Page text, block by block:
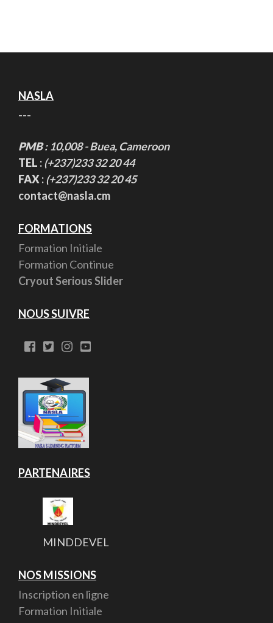
NASLA
---
PMB: 10,008 - Buea, Cameroon
TEL : (+237)233 32 20 44
FAX: (+237)233 32 20 45
contact@nasla.cm
FORMATIONS
Formation Initiale
Formation Continue
Cryout Serious Slider
NOUS SUIVRE
PARTENAIRES
MINDDEVEL
NOS MISSIONS
Inscription en ligne
Formation Initiale